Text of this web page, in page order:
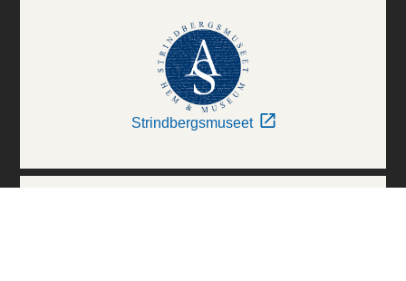
Strindbergsmuseet